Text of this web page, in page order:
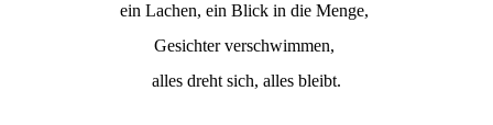
ein Lachen, ein Blick in die Menge,
Gesichter verschwimmen,
alles dreht sich, alles bleibt.